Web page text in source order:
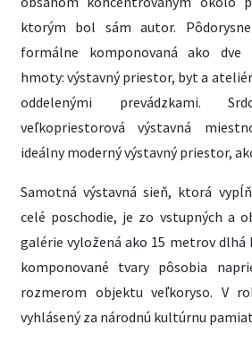
ktorým bol sám autor.
formálne komponovaná ako dve
hmoty: výstavný priestor, byt a
oddelenými prevádzkami.
veľkopriestorová výstavná
ideálny moderný výstavný priestor,
Samotná výstavná sieň, ktorá
celé poschodie, je zo vstupných a
galérie vyložená ako 15 metrov dlhá
komponované tvary pôsobia
rozmerom objektu veľkoryso. V
vyhlásený za národnú kultúrnu